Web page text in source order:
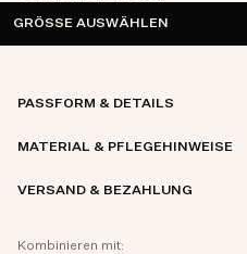
GRÖSSE AUSWÄHLEN
PASSFORM & DETAILS
MATERIAL & PFLEGEHINWEISE
VERSAND & BEZAHLUNG
Kombinieren mit: